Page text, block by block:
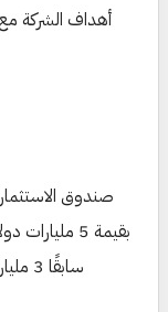
أهداف الشركة
بقيمة 5
سابقًا 3 مليارات دولار في شركة xAI التابعة لماسك.